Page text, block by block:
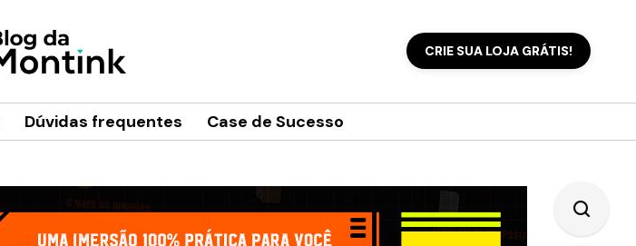
CRIE SUA LOJA GRÁTIS!
Dúvidas frequentes Case de Sucesso